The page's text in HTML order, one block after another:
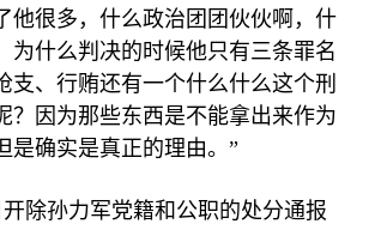
他很多，什么政治团团伙伙啊，什
为什么判决的时候他只有三条罪名
支、行贿还有一个什么什么这个刑
？因为那些东西是不能拿出来作为
是确实是真正的理由。”
开除孙力军党籍和公职的处分通报